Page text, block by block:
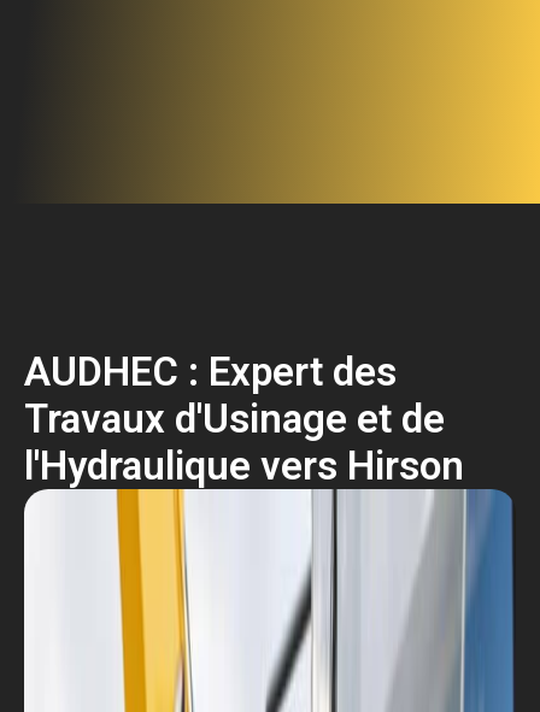
AUDHEC : Expert des
Travaux d'Usinage et de
l'Hydraulique vers Hirson